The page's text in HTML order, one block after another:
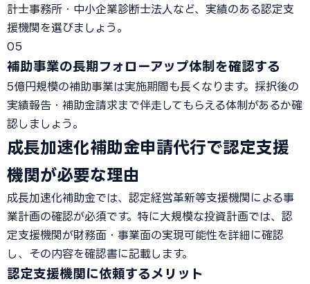
計士事務所・中小企業診断士法人など、実績のある認定支
援機関を選びましょう。
05
補助事業の長期フォローアップ体制を確認する
5億円規模の補助事業は実施期間も長くなります。採択後の
実績報告・補助金請求まで伴走してもらえる体制があるか確
認しましょう。
成長加速化補助金申請代行で認定支援
機関が必要な理由
成長加速化補助金では、認定経営革新等支援機関による事
業計画の確認が必須です。特に大規模な投資計画では、認
定支援機関が財務面・事業面の実現可能性を詳細に確認
し、その内容を確認書に記載します。
認定支援機関に依頼するメリット